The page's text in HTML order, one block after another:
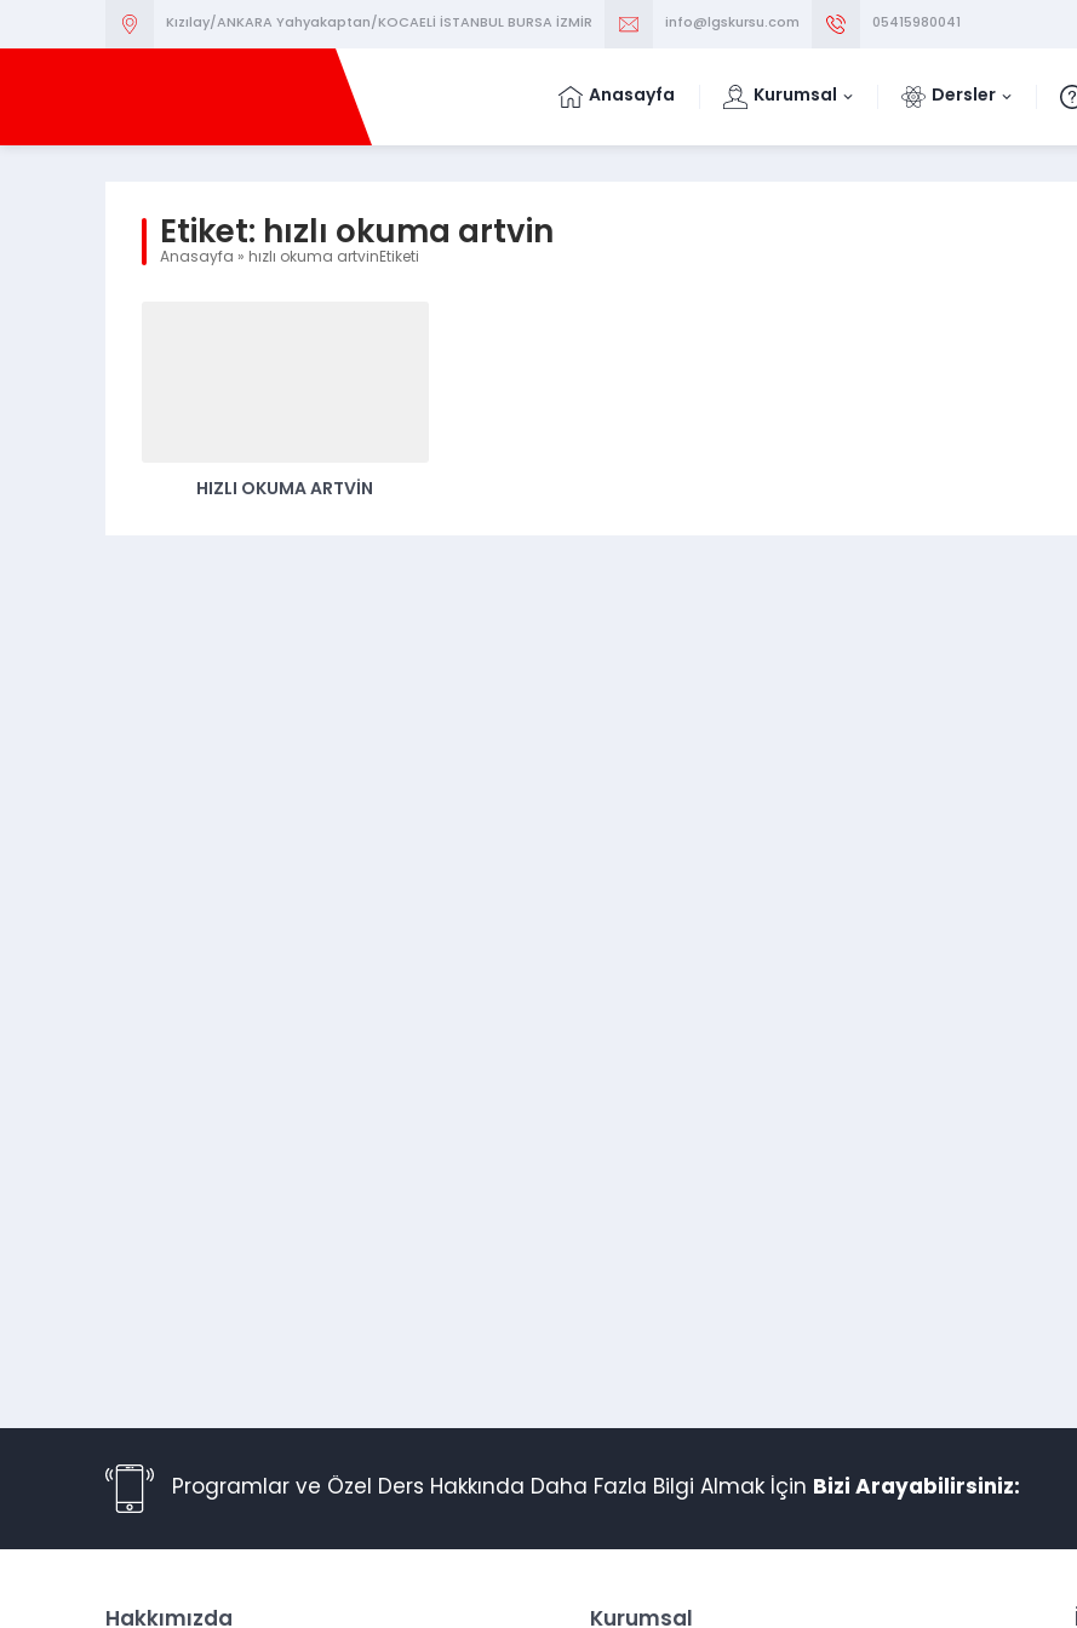
Kızılay/ANKARA Yahyakaptan/KOCAELİ İSTANBUL BURSA İZMİR info@lgskursu.com 05415980041
Anasayfa Kurumsal Dersler
Etiket: hızlı okuma artvin
Anasayfa » hızlı okuma artvinEtiketi
HIZLI OKUMA ARTVİN
Programlar ve Özel Ders Hakkında Daha Fazla Bilgi Almak İçin Bizi Arayabilirsiniz:
Hakkımızda Kurumsal